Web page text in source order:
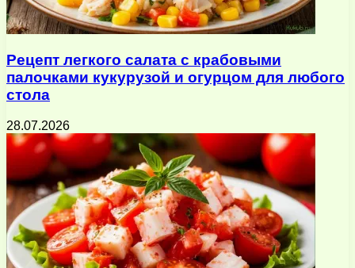
Рецепт легкого салата с крабовыми
палочками кукурузой и огурцом для любого
стола
28.07.2026